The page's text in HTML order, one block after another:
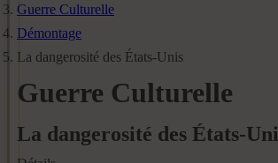
Guerre Culturelle
Démontage
La dangerosité des États-Unis
Guerre Culturelle
La dangerosité des États-